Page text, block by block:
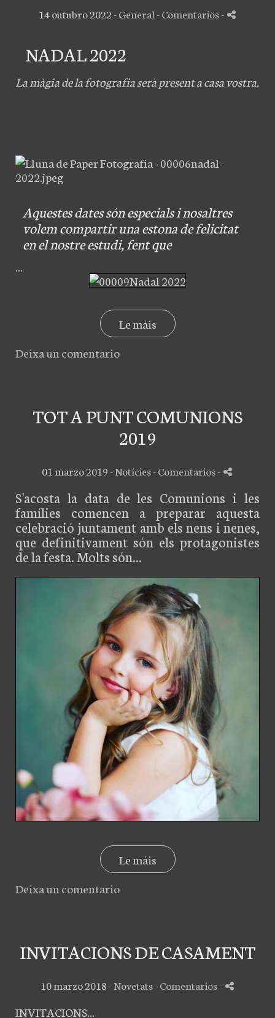
14 outubro 2022 -General - Comentarios-
NADAL 2022
La màgia de la fotografia serà present a casa vostra.
Aquestes dates són especials i nosaltres
volem compartir una estona de felicitat
en el nostre estudi, fent que
...
Le máis
Deixa un comentario
TOT A PUNT COMUNIONS
2019
01 marzo 2019 -Notícies- Comentarios-
S'acosta la data de les Comunions i les
famílies comencen a preparar aquesta
celebració juntament amb els nens i nenes,
que definitivament són els protagonistes
de la festa. Molts són...
Le máis
Deixa un comentario
INVITACIONS DE CASAMENT
10 marzo 2018 -Novetats- Comentarios-
INVITACIONS...